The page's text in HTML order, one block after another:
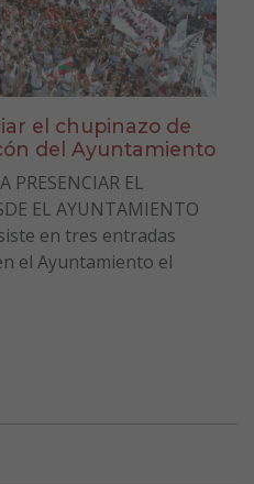
el chupinazo de
del Ayuntamiento
PRESENCIAR EL
EL AYUNTAMIENTO
en tres entradas
el Ayuntamiento el